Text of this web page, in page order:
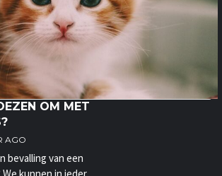
OM MET
AGO
bevalling van een